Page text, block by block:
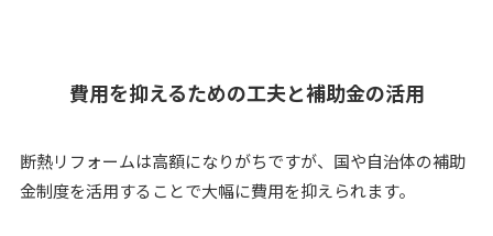
費用を抑えるための工夫と補助金の活用
断熱リフォームは高額になりがちですが、国や自治体の補助
金制度を活用することで大幅に費用を抑えられます。